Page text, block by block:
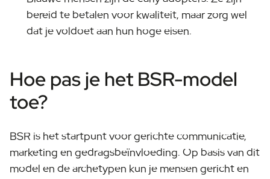
bereid te betalen voor kwaliteit, maar zorg wel
dat je voldoet aan hun hoge eisen.
Hoe pas je het BSR-model
toe?
BSR is het startpunt voor gerichte communicatie,
marketing en gedragsbeïnvloeding. Op basis van dit
model en de archetypen kun je mensen gericht en